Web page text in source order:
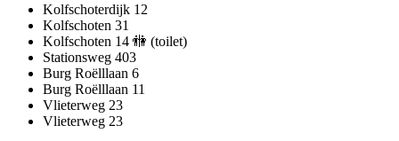
Kolfschoterdijk 12
Kolfschoten 31
Kolfschoten 14 🚻 (toilet)
Stationsweg 403
Burg Roëlllaan 6
Burg Roëlllaan 11
Vlieterweg 23
Vlieterweg 23